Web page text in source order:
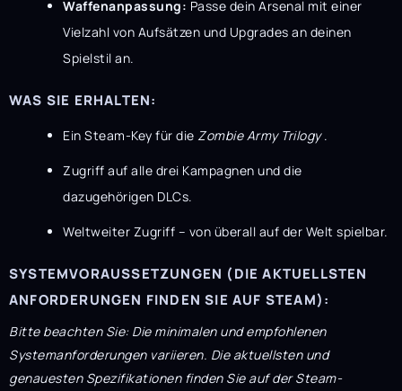
Waffenanpassung: Passe dein Arsenal mit einer
Vielzahl von Aufsätzen und Upgrades an deinen
Spielstil an.
WAS SIE ERHALTEN:
Ein Steam-Key für die Zombie Army Trilogy.
Zugriff auf alle drei Kampagnen und die
dazugehörigen DLCs.
Weltweiter Zugriff – von überall auf der Welt spielbar.
SYSTEMVORAUSSETZUNGEN (DIE AKTUELLSTEN
ANFORDERUNGEN FINDEN SIE AUF STEAM):
Bitte beachten Sie: Die minimalen und empfohlenen
Systemanforderungen variieren. Die aktuellsten und
genauesten Spezifikationen finden Sie auf der Steam-